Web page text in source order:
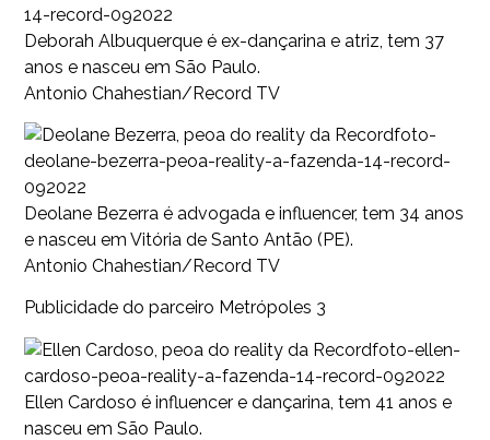
14-record-092022
Deborah Albuquerque é ex-dançarina e atriz, tem 37
anos e nasceu em São Paulo.
Antonio Chahestian/Record TV
foto-
deolane-bezerra-peoa-reality-a-fazenda-14-record-
092022
Deolane Bezerra é advogada e influencer, tem 34 anos
e nasceu em Vitória de Santo Antão (PE).
Antonio Chahestian/Record TV
Publicidade do parceiro Metrópoles 3
foto-ellen-
cardoso-peoa-reality-a-fazenda-14-record-092022
Ellen Cardoso é influencer e dançarina, tem 41 anos e
nasceu em São Paulo.